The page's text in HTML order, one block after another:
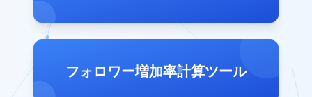
フォロワー増加率計算ツール